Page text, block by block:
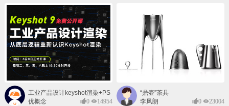
工业产品设计keyshot渲染+PS
后期班
优概念 0 14954
“鼎壶”茶具
李凤朗
0 23004